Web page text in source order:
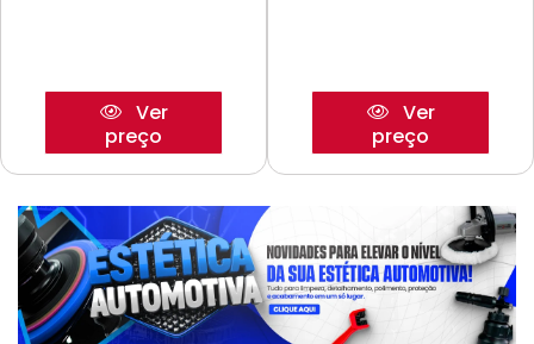
Ver
preço
Ver
preço